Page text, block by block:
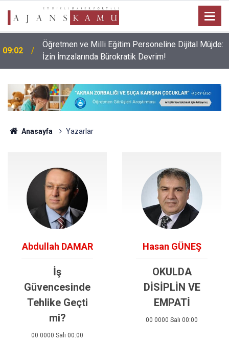
00:39
YAŞ Kararları Resmi Gazete’de Yayımlandı: İşte Terfi
Eden Askerlerin Tam Listesi
Anasayfa Yazarlar
Abdullah DAMAR
İş
Güvencesinde
Tehlike Geçti
mi?
00 0000 Salı 00:00
Hasan GÜNEŞ
OKULDA
DİSİPLİN VE
EMPATİ
00 0000 Salı 00:00